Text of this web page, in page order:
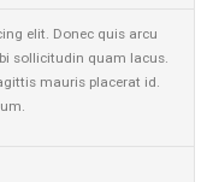
elit. Donec quis arcu
sollicitudin quam lacus.
mauris placerat id.